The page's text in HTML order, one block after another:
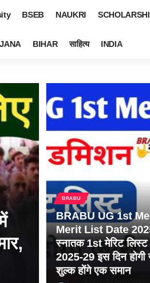
BSEB NAUKRI
BIHAR साहित्य INDIA
BRABU
BRABU UG 1st
Merit List Date
स्नातक 1st मेरिट
2025-29 इस दिन होगी
शुल्क होंगे एक समान